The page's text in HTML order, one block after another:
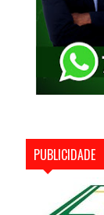
PUBLICIDADE